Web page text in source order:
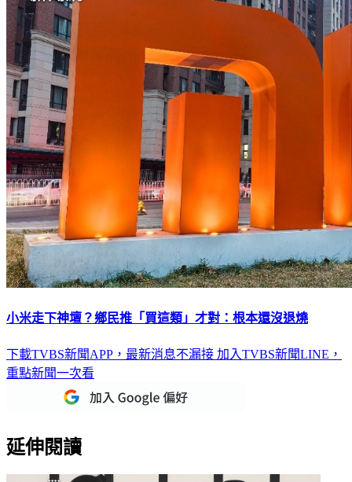
小米走下神壇？鄉民推「買這類」才對：根本還沒退燒
下載TVBS新聞APP，最新消息不漏接 加入TVBS新聞LINE，
重點新聞一次看
延伸閱讀